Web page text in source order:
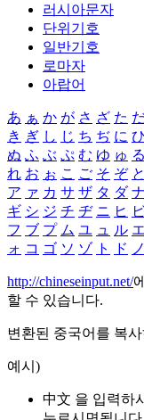
러시아문자
단위기호
일반기호
로마자
아랍어
あ ぁ か が さ ざ た
き ぎ し じ ち ぢ に ひ
ぬ ふ ぶ ぷ む ゆ ゅ る
れ お ぉ こ ご そ ぞ と
ア ァ カ サ ザ タ ダ ナ
ギ シ ジ チ ヂ ニ ヒ
フ ブ プ ム ユ ュ ル エ
ォ コ ゴ ソ ゾ ト ド ノ
http://chineseinput.net/
할 수 있습니다.
변환된 중국어를 복
예시)
中文 을 입력하